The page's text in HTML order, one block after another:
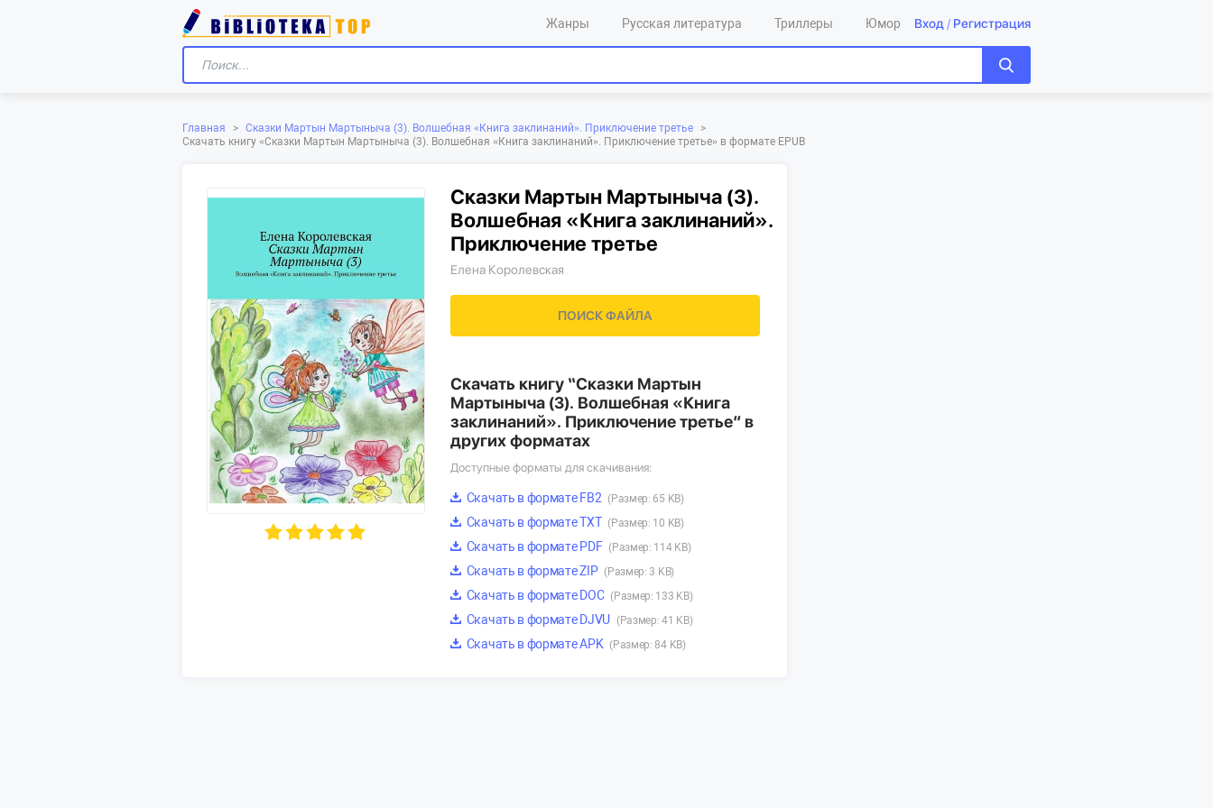
Жанры Русская литература Триллеры Юмор Вход / Регистрация
Главная > Сказки Мартын Мартыныча (3). Волшебная «Книга заклинаний». Приключение третье
>
Скачать книгу «‎Сказки Мартын Мартыныча (3). Волшебная «Книга заклинаний». Приключение третье»‎ в формате EPUB
Сказки Мартын Мартыныча (3).
Волшебная «Книга заклинаний».
Приключение третье
Елена Королевская
ПОИСК ФАЙЛА
Скачать книгу “Сказки Мартын
Мартыныча (3). Волшебная «Книга
заклинаний». Приключение третье” в
других форматах
Доступные форматы для скачивания:
Скачать в формате FB2 (Размер: 65 KB)
Скачать в формате TXT (Размер: 10 KB)
Скачать в формате PDF (Размер: 114 KB)
Скачать в формате ZIP (Размер: 3 KB)
Скачать в формате DOC (Размер: 133 KB)
Скачать в формате DJVU (Размер: 41 KB)
Скачать в формате APK (Размер: 84 KB)